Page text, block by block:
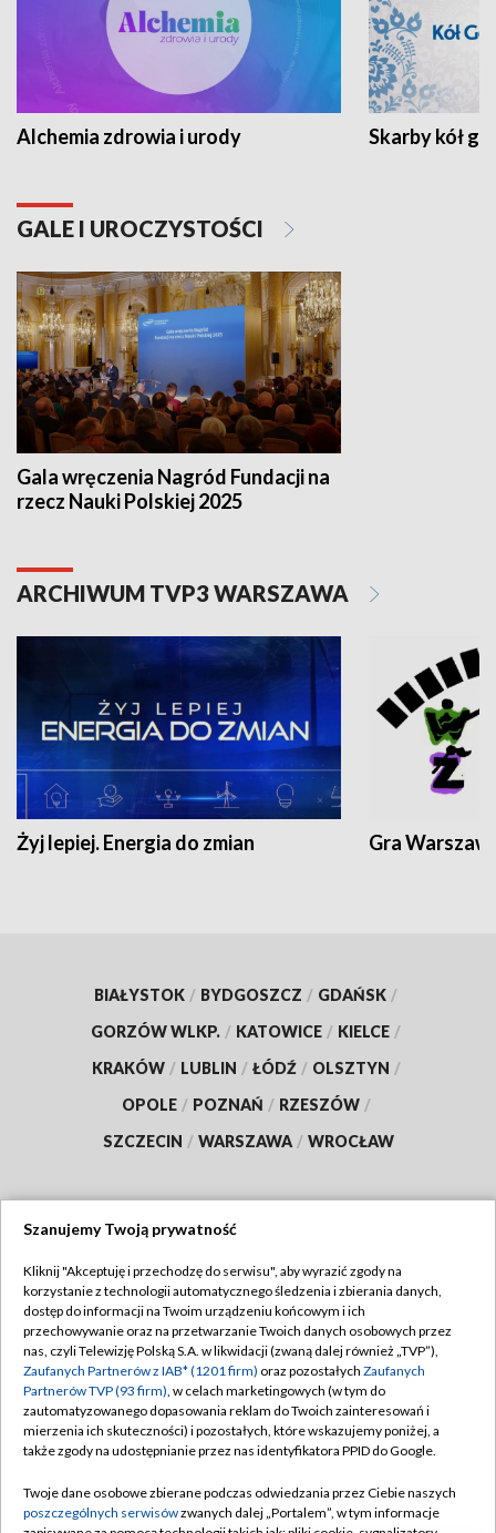
Alchemia zdrowia i urody Skarby kół
GALE I UROCZYSTOŚCI
Gala wręczenia Nagród Fundacji na
rzecz Nauki Polskiej 2025
ARCHIWUM TVP3 WARSZAWA
Żyj lepiej. Energia do zmian Gra
BIAŁYSTOK / BYDGOSZCZ / GDAŃSK /
GORZÓW WLKP. / KATOWICE / KIELCE /
KRAKÓW / LUBLIN / ŁÓDŹ / OLSZTYN /
OPOLE / POZNAŃ / RZESZÓW /
SZCZECIN / WARSZAWA / WROCŁAW
TVP
Abonament TVP
Emisja w TVP
Centrum informacji TVP
Naziemna Telewizja Cyfrowa
Rada Programowa
Regulamin TVP
Polityka prywatności
Moje zgody
Pomoc
Kontakt
Szanujemy Twoją prywatność
Kliknij "Akceptuję i przechodzę do serwisu", aby wyrazić zgody na
korzystanie z technologii automatycznego śledzenia i zbierania danych,
dostęp do informacji na Twoim urządzeniu końcowym i ich
przechowywanie oraz na przetwarzanie Twoich danych osobowych przez
nas, czyli Telewizję Polską S.A. w likwidacji (zwaną dalej również „TVP”),
Zaufanych Partnerów z IAB* (1201 firm) oraz pozostałych Zaufanych
Partnerów TVP (93 firm), w celach marketingowych (w tym do
zautomatyzowanego dopasowania reklam do Twoich zainteresowań i
mierzenia ich skuteczności) i pozostałych, które wskazujemy poniżej, a
także zgody na udostępnianie przez nas identyfikatora PPID do Google.
Twoje dane osobowe zbierane podczas odwiedzania przez Ciebie naszych
poszczególnych serwisówzwanych dalej „Portalem”, w tym informacje